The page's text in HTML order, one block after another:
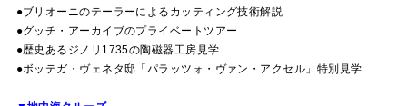
●ブリオーニのテーラーによるカッティング技術解説
●グッチ・アーカイブのプライベートツアー
●歴史あるジノリ1735の陶磁器工房見学
●ボッテガ・ヴェネタ邸「パラッツォ・ヴァン・アクセル」特別見学